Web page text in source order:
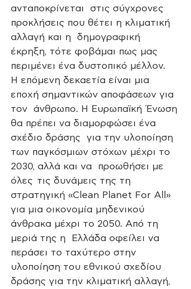
ανταποκρίνεται  στις σύγχρονες
προκλήσεις που θέτει η κλιματική
αλλαγή και η  δημογραφική
έκρηξη, τότε φοβάμαι πως μας
περιμένει ένα δυστοπικό μέλλον.
Η επόμενη δεκαετία είναι μια
εποχή σημαντικών αποφάσεων για
τον  άνθρωπο. Η Ευρωπαϊκή Ένωση
θα πρέπει να διαμορφώσει ένα
σχέδιο δράσης  για την υλοποίηση
των παγκόσμιων στόχων μέχρι το
2030, αλλά και να  προωθήσει με
όλες  τις δυνάμεις της τη
στρατηγική «Clean Planet For All»
για μια οικονομία μηδενικού
άνθρακα μέχρι το 2050. Από τη
μεριά της η  Ελλάδα οφείλει να
περάσει το ταχύτερο στην
υλοποίηση του εθνικού σχεδίου
δράσης για την κλιματική αλλαγή,